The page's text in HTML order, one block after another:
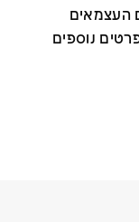
העצמאים
נוספים